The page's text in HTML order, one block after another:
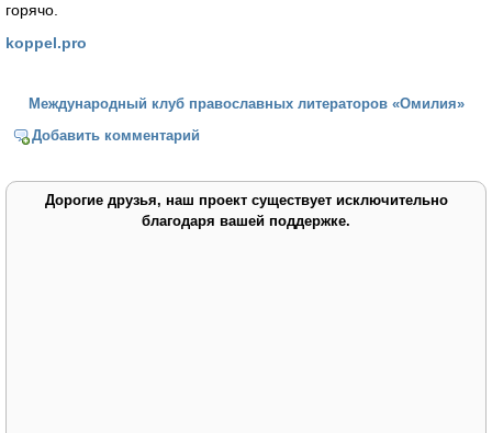
горячо.
koppel.pro
Международный клуб православных литераторов «Омилия»
Добавить комментарий
Дорогие друзья, наш проект существует исключительно
благодаря вашей поддержке.